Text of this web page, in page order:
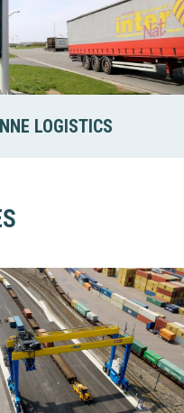
LOGISTICS